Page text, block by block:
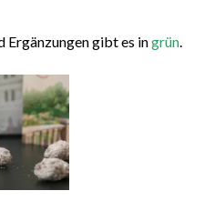
Ergänzungen gibt es ingrün